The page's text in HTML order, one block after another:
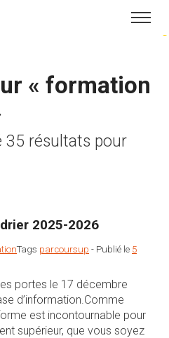
« formation
35 résultats pour
2025-2026
Tags parcoursup - Publié le 5
portes le 17 décembre
d’information.Comme
est incontournable pour
supérieur, que vous soyez